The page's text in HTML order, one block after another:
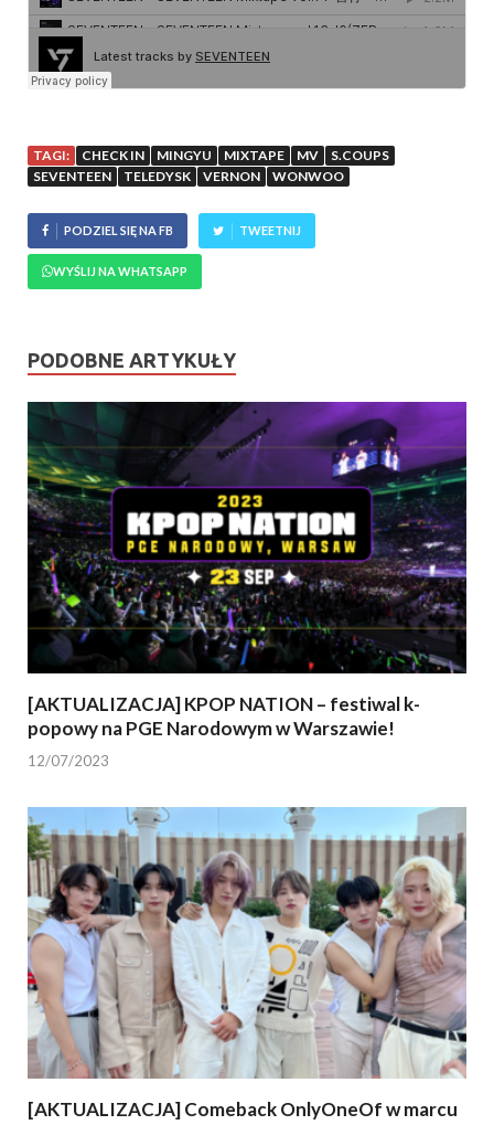
TAGI: CHECK IN MINGYU MIXTAPE MV
S.COUPS
SEVENTEEN
TELEDYSK VERNON WONWOO
PODZIEL SIĘ NA FB TWEETNIJ
WYŚLIJ NA WHATSAPP
PODOBNE ARTYKUŁY
[AKTUALIZACJA] KPOP NATION – festiwal k-
popowy na PGE Narodowym w Warszawie!
12/07/2023
[AKTUALIZACJA] Comeback OnlyOneOf w marcu